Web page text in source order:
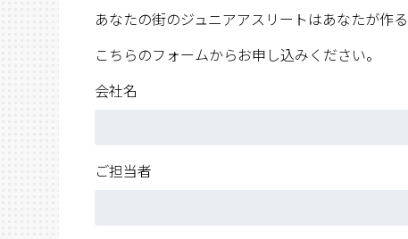
あなたの街のジュニアアスリートはあなたが作る
こちらのフォームからお申し込みください。
会社名
ご担当者